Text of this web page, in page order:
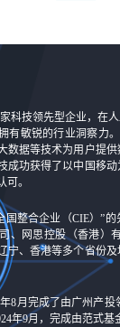
科技领先型企业，在
有敏锐的行业洞察力
数据等技术为用户提
成功获得了以中国移
。
国整合企业（CIE）”
、网思控股（香港）
宁、香港等多个省份
年8月完成了由广州产
年9月，完成由范式